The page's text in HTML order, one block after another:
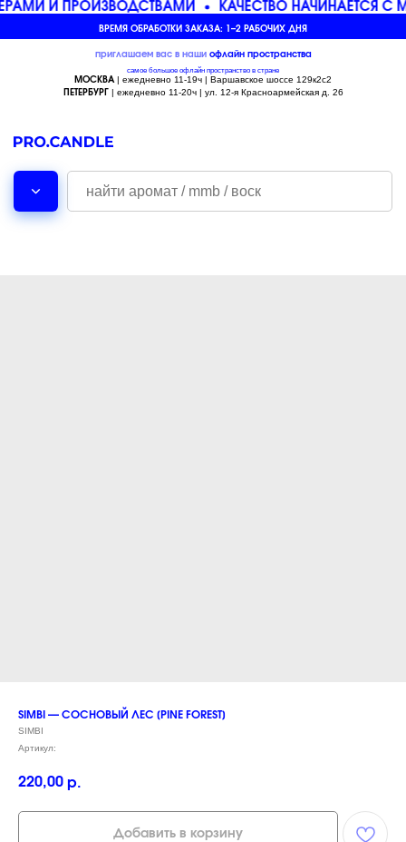
И ПРОИЗВОДСТВАМИ КАЧЕСТВО НАЧИНАЕТСЯ С
ВРЕМЯ ОБРАБОТКИ ЗАКАЗА: 1–2 РАБОЧИХ ДНЯ
приглашаем вас в наши офлайн пространства
самое большое офлайн пространство в стране
МОСКВА | ежедневно 11-19ч | Варшавское шоссе 129к2с2
ПЕТЕРБУРГ| ежедневно 11-20ч | ул. 12-я Красноармейская д. 26
SIMBI — СОСНОВЫЙ ЛЕС [PINE FOREST]
SIMBI
Артикул:
220,00 р.
Добавить в корзину